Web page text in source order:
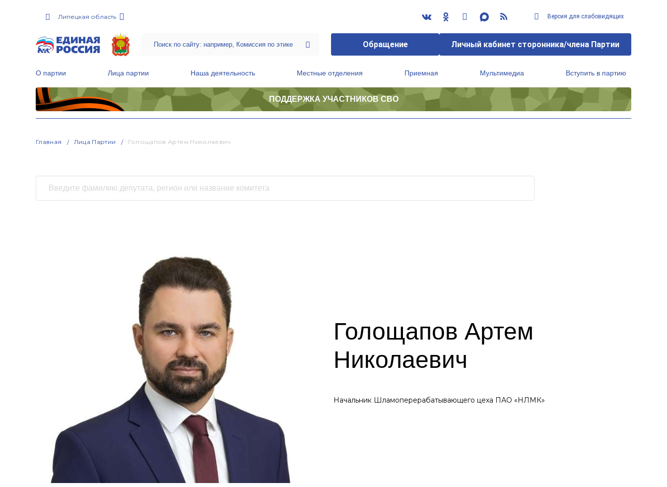
Липецкая область Версия для слабовидящих
Обращение Личный кабинет сторонника/члена Партии
О партии Лица партии Наша деятельность Местные отделения Приемная Мультимедиа Вступить в партию
ПОДДЕРЖКА УЧАСТНИКОВ СВО
Главная Лица Партии Голощапов Артем Николаевич
Голощапов Артем
Николаевич
Начальник Шламоперерабатывающего цеха ПАО «НЛМК»